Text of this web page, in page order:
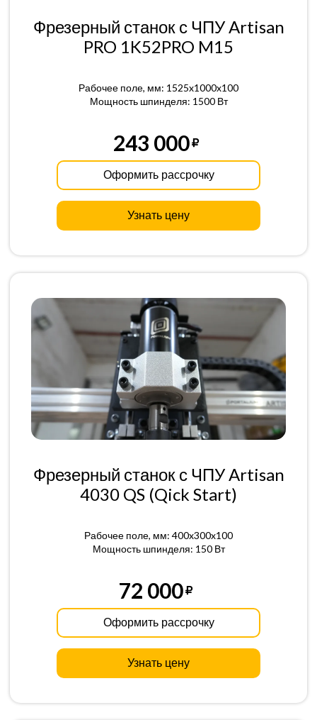
Фрезерный станок с ЧПУ Artisan
PRO 1K52PRO M15
Рабочее поле, мм: 1525x1000x100
Мощность шпинделя: 1500 Вт
243 000
Оформить рассрочку
Узнать цену
Фрезерный станок с ЧПУ Artisan
4030 QS (Qick Start)
Рабочее поле, мм: 400x300x100
Мощность шпинделя: 150 Вт
72 000
Оформить рассрочку
Узнать цену